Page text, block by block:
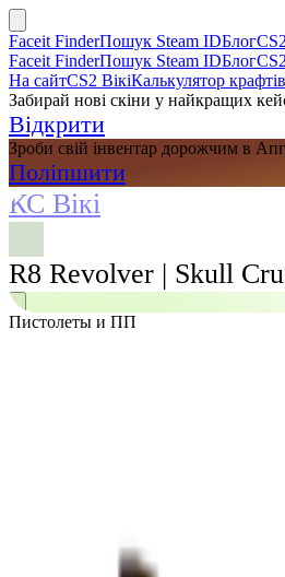
Faceit FinderПошук Steam IDБлог
Faceit FinderПошук Steam IDБлог
На сайтCS2 ВікіКалькулятор крафтів
Забирай нові скіни у найкращих
Відкрити
Зроби свій інвентар дорожчим в
Поліпшити
КС Вікі
R8 Revolver | Skull
Пошук
Пистолеты и ПП